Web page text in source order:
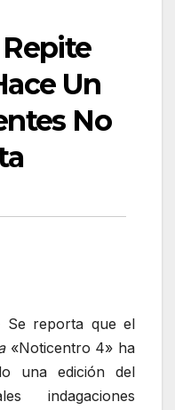
Un
No
reporta que el
«Noticentro 4» ha
una edición del
indagaciones